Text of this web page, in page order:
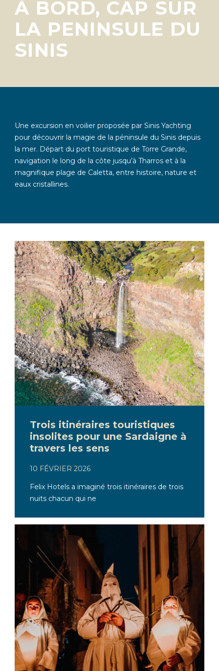
À BORD, CAP SUR
LA PENINSULE DU
SINIS
Une excursion en voilier proposée par Sinis Yachting
pour découvrir la magie de la péninsule du Sinis depuis
la mer. Départ du port touristique de Torre Grande,
navigation le long de la côte jusqu’à Tharros et à la
magnifique plage de Caletta, entre histoire, nature et
eaux cristallines.
Trois itinéraires touristiques
insolites pour une Sardaigne à
travers les sens
10 FÉVRIER 2026
Felix Hotels a imaginé trois itinéraires de trois
nuits chacun qui ne